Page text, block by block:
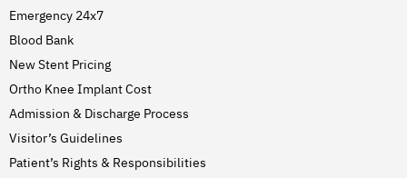
Emergency 24x7
Blood Bank
New Stent Pricing
Ortho Knee Implant Cost
Admission & Discharge Process
Visitor’s Guidelines
Patient’s Rights & Responsibilities